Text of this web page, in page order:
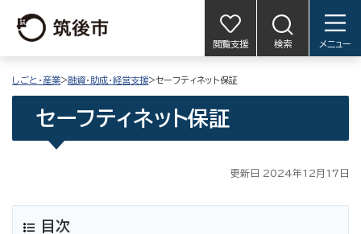
閲覧支援 検索 メニュー
しごと・産業>融資・助成・経営支援>セーフティネット保証
セーフティネット保証
更新日 2024年12月17日
目次